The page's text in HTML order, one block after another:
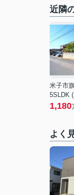
近隣
米子市
5SLDK
1,180
よく